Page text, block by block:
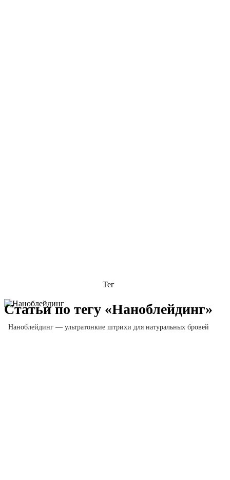
Тег
Статьи по тегу «Наноблейдинг»
Наноблейдинг — ультратонкие штрихи для натуральных бровей